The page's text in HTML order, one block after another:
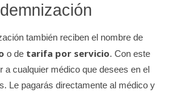
también reciben el nombre de
o de tarifa por servicio. Con este
a cualquier médico que desees en el
Le pagarás directamente al médico y